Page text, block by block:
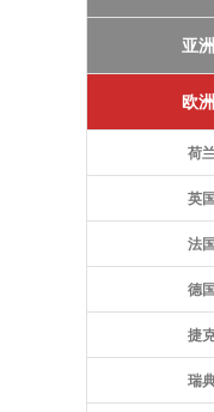
亚
欧
荷
英
法
德
捷
瑞